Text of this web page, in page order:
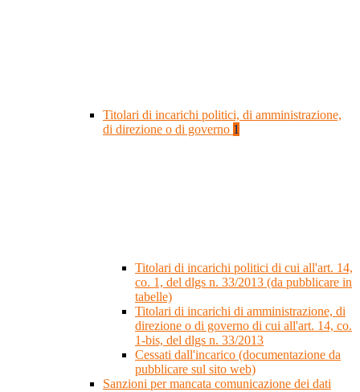
Titolari di incarichi politici, di amministrazione,
di direzione o di governo 1
Titolari di incarichi politici di cui all'art. 14,
co. 1, del dlgs n. 33/2013 (da pubblicare in
tabelle)
Titolari di incarichi di amministrazione, di
direzione o di governo di cui all'art. 14, co.
1-bis, del dlgs n. 33/2013
Cessati dall'incarico (documentazione da
pubblicare sul sito web)
Sanzioni per mancata comunicazione dei dati